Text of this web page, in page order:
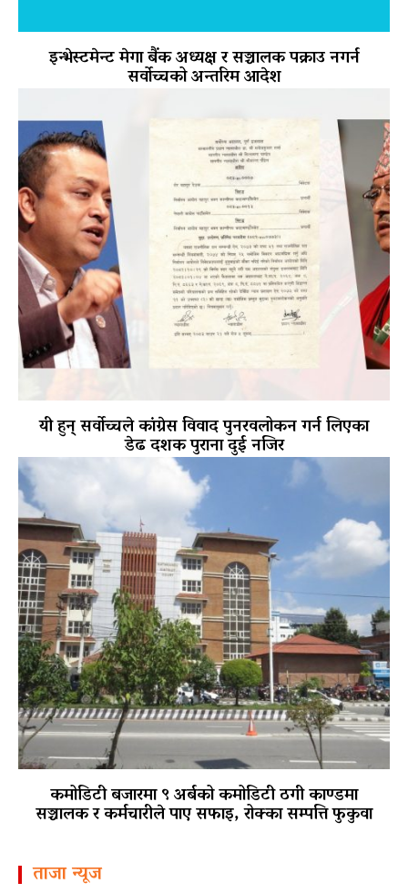
इन्भेस्टमेन्ट मेगा बैंक अध्यक्ष र सञ्चालक पक्राउ नगर्न
सर्वोच्चको अन्तरिम आदेश
यी हुन् सर्वोच्चले कांग्रेस विवाद पुनरवलोकन गर्न लिएका
डेढ दशक पुराना दुई नजिर
कमोडिटी बजारमा ९ अर्बको कमोडिटी ठगी काण्डमा
सञ्चालक र कर्मचारीले पाए सफाइ, रोक्का सम्पत्ति फुकुवा
ताजा न्यूज